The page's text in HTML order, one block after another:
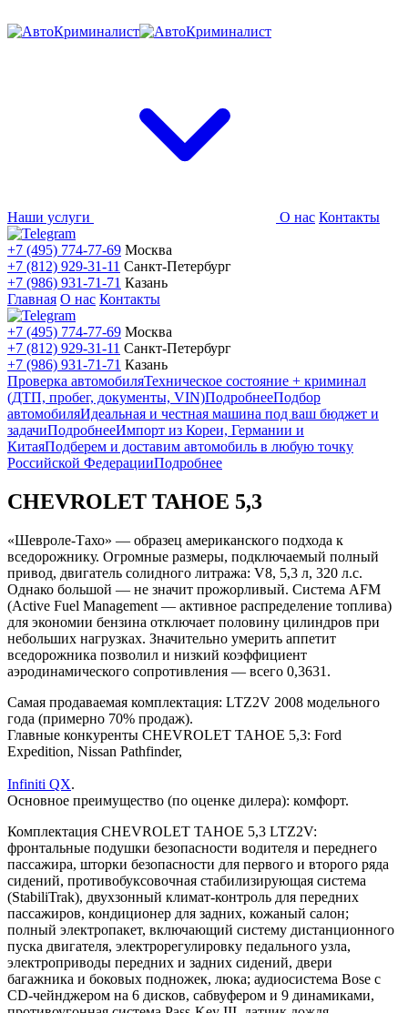
Наши услуги О нас Контакты
+7 (495) 774-77-69 Москва
+7 (812) 929-31-11 Санкт-Петербург
+7 (986) 931-71-71 Казань
Главная О нас Контакты
+7 (495) 774-77-69 Москва
+7 (812) 929-31-11 Санкт-Петербург
+7 (986) 931-71-71 Казань
Проверка автомобиляТехническое состояние + криминал
(ДТП, пробег, документы, VIN)ПодробнееПодбор
автомобиляИдеальная и честная машина под ваш бюджет и
задачиПодробнееИмпорт из Кореи, Германии и
КитаяПодберем и доставим автомобиль в любую точку
Российской ФедерацииПодробнее
CHEVROLET TAHOE 5,3
«Шевроле-Тахо» — образец американского подхода к
вседорожнику. Огромные размеры, подключаемый полный
привод, двигатель солидного литража: V8, 5,3 л, 320 л.с.
Однако большой — не значит прожорливый. Система AFM
(Active Fuel Management — активное распределение топлива)
для экономии бензина отключает половину цилиндров при
небольших нагрузках. Значительно умерить аппетит
вседорожника позволил и низкий коэффициент
аэродинамического сопротивления — всего 0,3631.
Самая продаваемая комплектация: LTZ2V 2008 модельного
года (примерно 70% продаж).
Главные конкуренты CHEVROLET TAHOE 5,3: Ford
Expedition, Nissan Pathfinder,
Infiniti QX.
Основное преимущество (по оценке дилера): комфорт.
Комплектация CHEVROLET TAHOE 5,3 LTZ2V:
фронтальные подушки безопасности водителя и переднего
пассажира, шторки безопасности для первого и второго ряда
сидений, противобуксовочная стабилизирующая система
(StabiliTrak), двухзонный климат-контроль для передних
пассажиров, кондиционер для задних, кожаный салон;
полный электропакет, включающий систему дистанционного
пуска двигателя, электрорегулировку педального узла,
электроприводы передних и задних сидений, двери
багажника и боковых подножек, люка; аудиосистема Bose с
CD-чейнджером на 6 дисков, сабвуфером и 9 динамиками,